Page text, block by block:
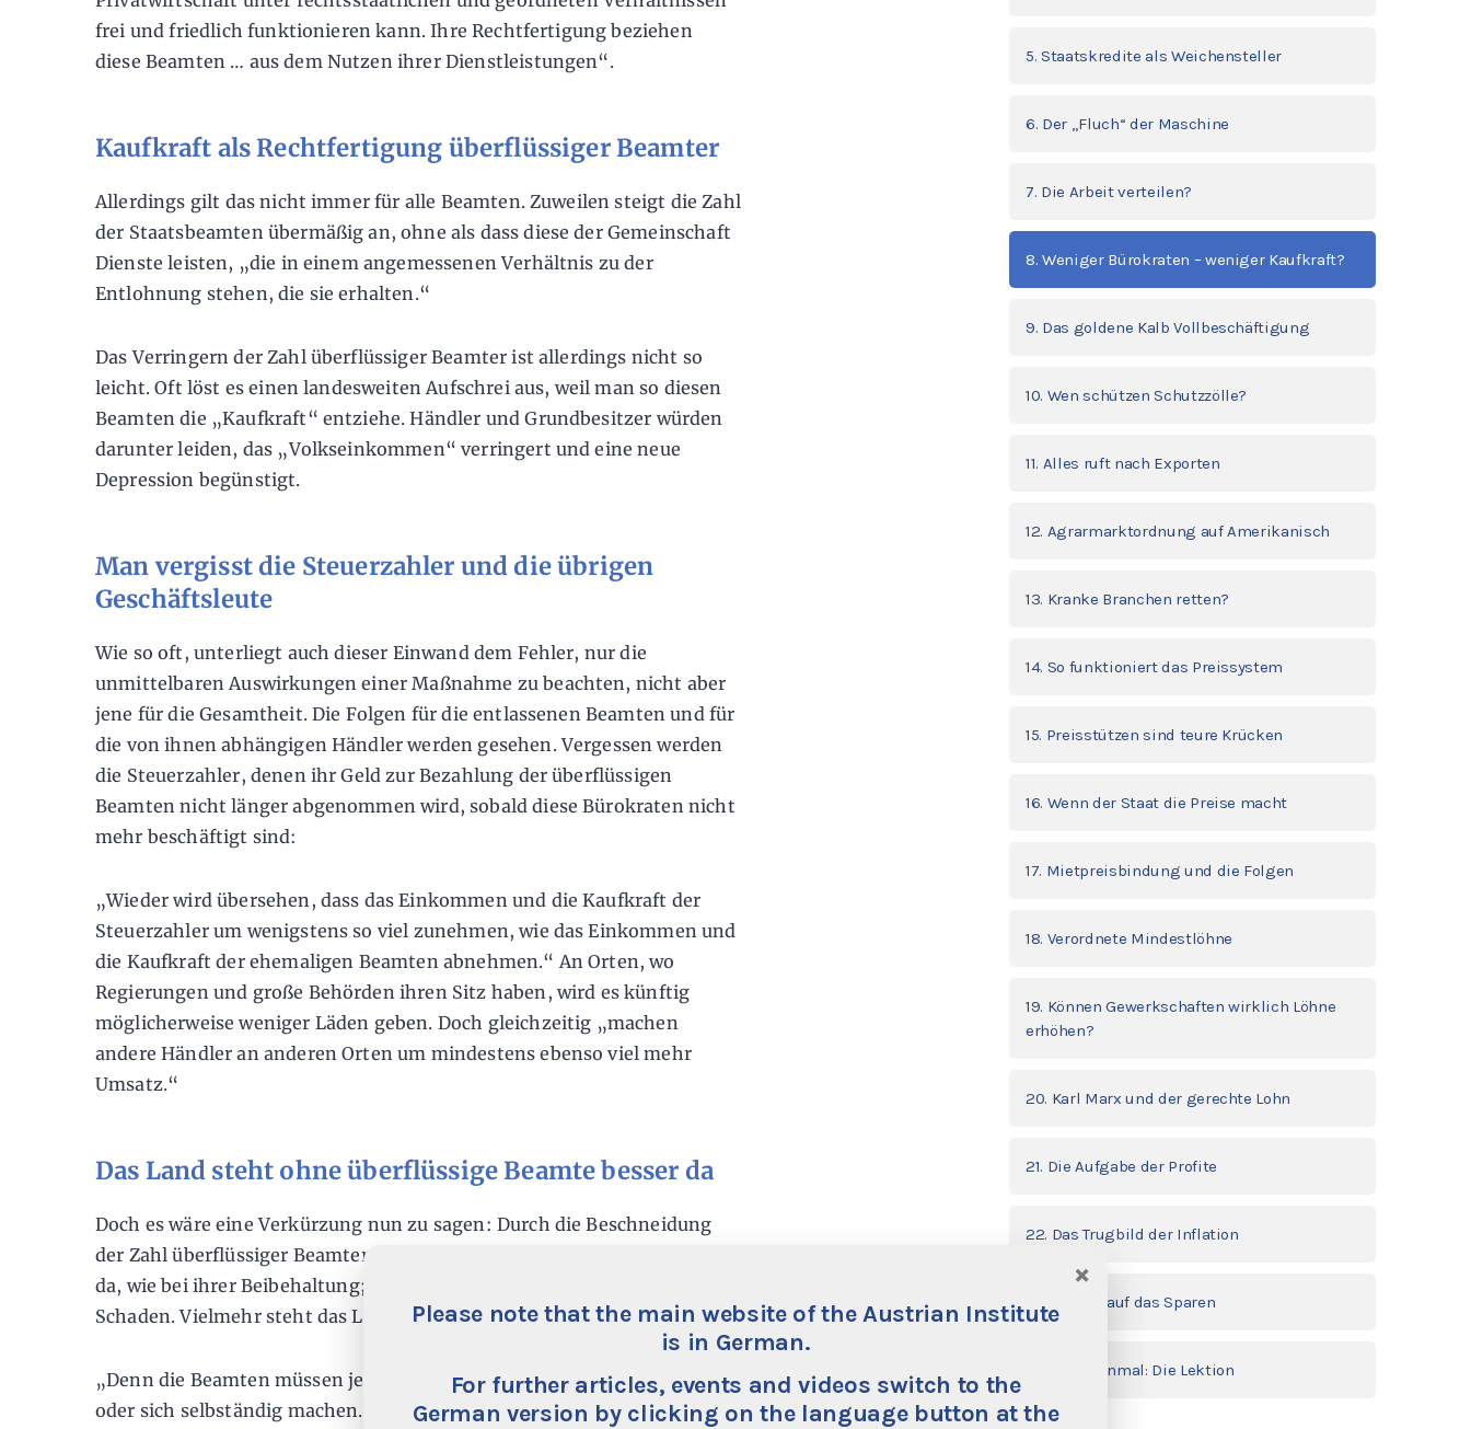
Please note that the main website of the Austrian Institute
is in German.
For further articles, events and videos switch to the
German version by clicking on the language button at the
×
frei und friedlich funktionieren kann. Ihre Rechtfertigung beziehen
diese Beamten … aus dem Nutzen ihrer Dienstleistungen“.
Kaufkraft als Rechtfertigung überflüssiger Beamter
Allerdings gilt das nicht immer für alle Beamten. Zuweilen steigt die Zahl
der Staatsbeamten übermäßig an, ohne als dass diese der Gemeinschaft
Dienste leisten, „die in einem angemessenen Verhältnis zu der
Entlohnung stehen, die sie erhalten.“
Das Verringern der Zahl überflüssiger Beamter ist allerdings nicht so
leicht. Oft löst es einen landesweiten Aufschrei aus, weil man so diesen
Beamten die „Kaufkraft“ entziehe. Händler und Grundbesitzer würden
darunter leiden, das „Volkseinkommen“ verringert und eine neue
Depression begünstigt.
Man vergisst die Steuerzahler und die übrigen
Geschäftsleute
Wie so oft, unterliegt auch dieser Einwand dem Fehler, nur die
unmittelbaren Auswirkungen einer Maßnahme zu beachten, nicht aber
jene für die Gesamtheit. Die Folgen für die entlassenen Beamten und für
die von ihnen abhängigen Händler werden gesehen. Vergessen werden
die Steuerzahler, denen ihr Geld zur Bezahlung der überflüssigen
Beamten nicht länger abgenommen wird, sobald diese Bürokraten nicht
mehr beschäftigt sind:
„Wieder wird übersehen, dass das Einkommen und die Kaufkraft der
Steuerzahler um wenigstens so viel zunehmen, wie das Einkommen und
die Kaufkraft der ehemaligen Beamten abnehmen.“ An Orten, wo
Regierungen und große Behörden ihren Sitz haben, wird es künftig
möglicherweise weniger Läden geben. Doch gleichzeitig „machen
andere Händler an anderen Orten um mindestens ebenso viel mehr
Umsatz.“
Das Land steht ohne überflüssige Beamte besser da
Doch es wäre eine Verkürzung nun zu sagen: Durch die Beschneidung
der Zahl überflüssiger Beamter steht ein Land in Summe genauso gut
da, wie bei ihrer Beibehaltung; die einen profitieren, andere haben den
Schaden. Vielmehr steht das Land insgesamt weit besser da:
„Denn die Beamten müssen jetzt in der Privatwirtschaft unterkommen
oder sich selbständig machen. Und die zusätzliche Kaufkraft der
5. Staatskredite als Weichensteller
6. Der „Fluch“ der Maschine
7. Die Arbeit verteilen?
8. Weniger Bürokraten – weniger Kaufkraft?
9. Das goldene Kalb Vollbeschäftigung
10. Wen schützen Schutzzölle?
11. Alles ruft nach Exporten
12. Agrarmarktordnung auf Amerikanisch
13. Kranke Branchen retten?
14. So funktioniert das Preissystem
15. Preisstützen sind teure Krücken
16. Wenn der Staat die Preise macht
17. Mietpreisbindung und die Folgen
18. Verordnete Mindestlöhne
19. Können Gewerkschaften wirklich Löhne
erhöhen?
20. Karl Marx und der gerechte Lohn
21. Die Aufgabe der Profite
22. Das Trugbild der Inflation
23. Angriff auf das Sparen
24. Noch einmal: Die Lektion